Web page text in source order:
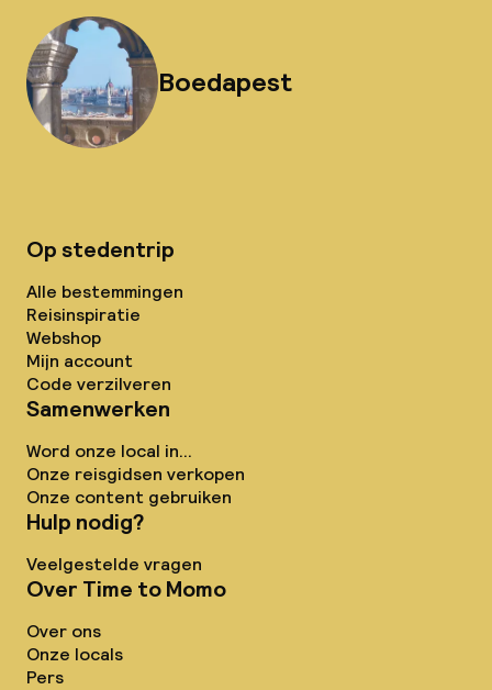
Boedapest
Op stedentrip
Alle bestemmingen
Reisinspiratie
Webshop
Mijn account
Code verzilveren
Samenwerken
Word onze local in...
Onze reisgidsen verkopen
Onze content gebruiken
Hulp nodig?
Veelgestelde vragen
Over Time to Momo
Over ons
Onze locals
Pers